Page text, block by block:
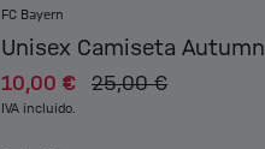
FC Bayern
Unisex Camiseta Autumn
10,00 € 25,00 €
IVA incluido.